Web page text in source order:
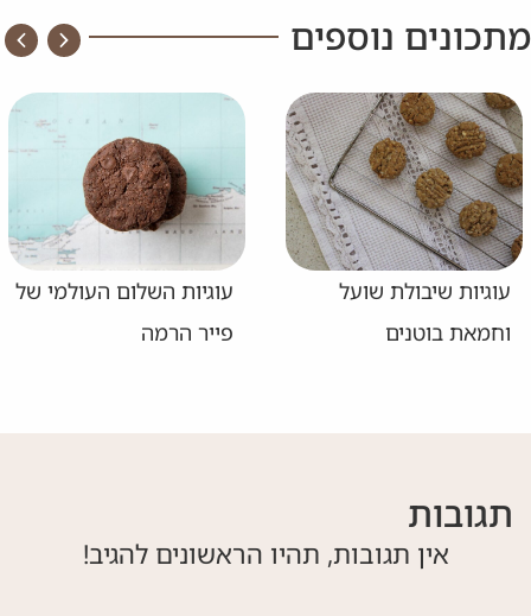
מתכונים נוספים
עוגיות שיבולת שועל
וחמאת בוטנים
עוגיות השלום העולמי של
פייר הרמה
תגובות
אין תגובות, תהיו הראשונים להגיב!